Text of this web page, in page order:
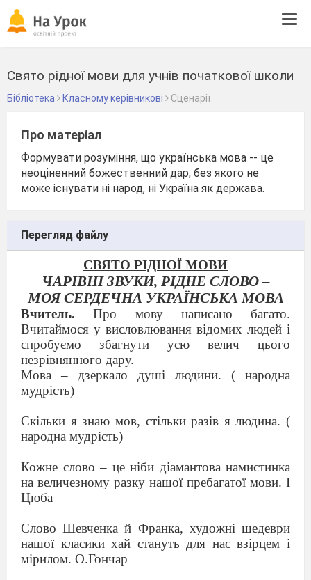
Свято рідної мови для учнів початкової школи
Бібліотека Класному керівникові Сценарії
Про матеріал
Формувати розуміння, що українська мова -- це
неоціненний божественний дар, без якого не
може існувати ні народ, ні Україна як держава.
Перегляд файлу
СВЯТО РІДНОЇ МОВИ
ЧАРІВНІ ЗВУКИ, РІДНЕ СЛОВО –
МОЯ СЕРДЕЧНА УКРАЇНСЬКА МОВА
Вчитель.Про мову написано багато.
Вчитаймося у висловлювання відомих людей і
спробуємо збагнути усю велич цього
незрівнянного дару.
Мова – дзеркало душі людини. ( народна
мудрість)
Скільки я знаю мов, стільки разів я людина. (
народна мудрість)
Кожне слово – це ніби діамантова намистинка
на величезному разку нашої пребагатої мови. І
Цюба
Слово Шевченка й Франка, художні шедеври
нашої класики хай стануть для нас взірцем і
мірилом. О.Гончар